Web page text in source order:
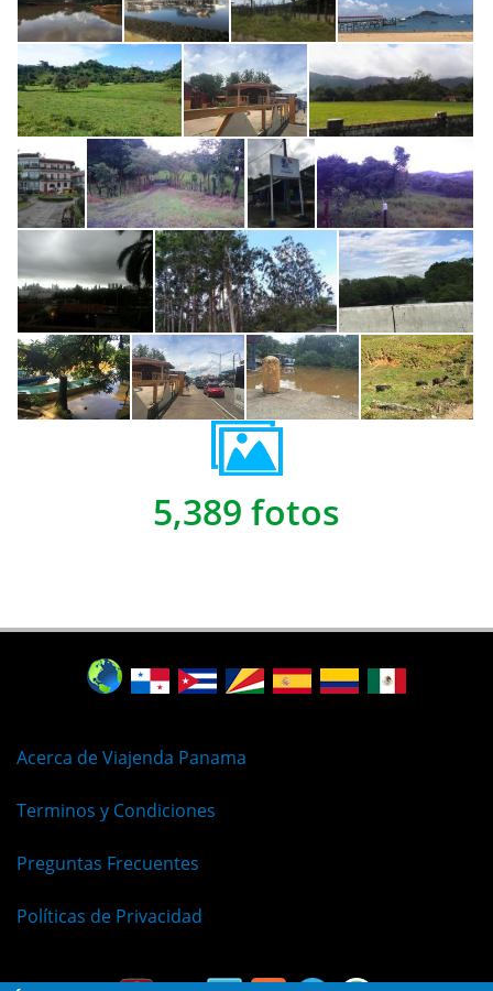
5,389 fotos
Acerca de Viajenda Panama
Terminos y Condiciones
Preguntas Frecuentes
Políticas de Privacidad